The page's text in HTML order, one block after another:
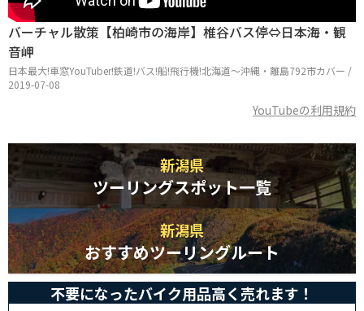
バーチャル散策【柏崎市の海岸】椎谷バス停⇔日本海・観
音岬
日本最大!車窓YouTuber!鉄道!バス!船!飛行機!北海道〜沖縄・離島792市カバー /
2019-07-08
YouTubeの利用規約
新潟県
ツーリングスポット一覧
新潟県
おすすめツーリングルート
不要になったバイク用品高く売れます！